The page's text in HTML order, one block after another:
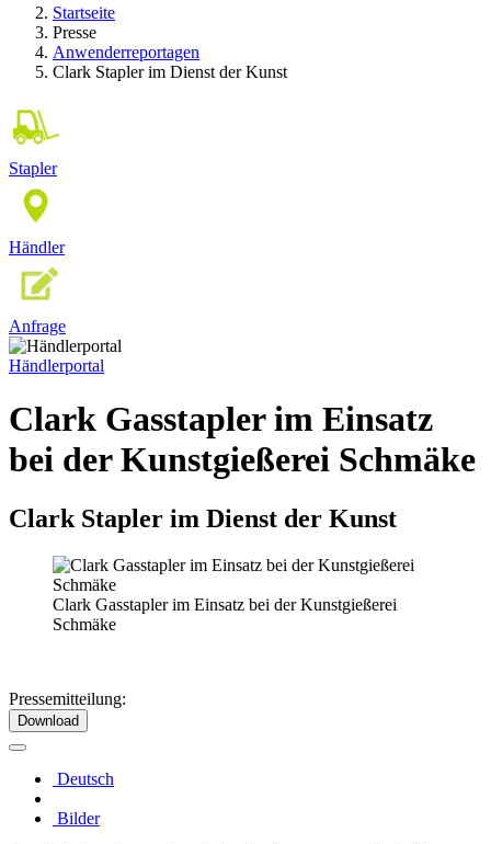
Startseite
Presse
Anwenderreportagen
Clark Stapler im Dienst der Kunst
Stapler
Händler
Anfrage
Händlerportal
Clark Gasstapler im Einsatz
bei der Kunstgießerei Schmäke
Clark Stapler im Dienst der Kunst
Clark Gasstapler im Einsatz bei der Kunstgießerei
Schmäke
Pressemitteilung:
Download
Deutsch
Bilder